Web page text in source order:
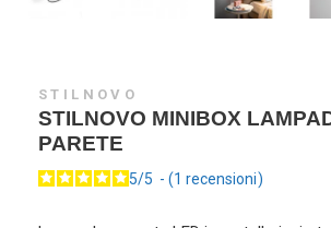
STILNOVO
STILNOVO MINIBOX
PARETE
5/5 - 1 recensioni